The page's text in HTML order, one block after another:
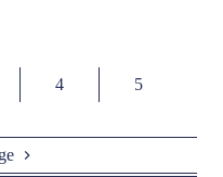
4
5